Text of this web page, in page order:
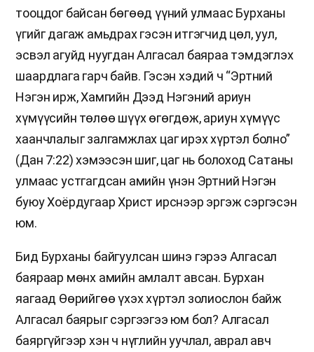
тооцдог байсан бөгөөд үүний улмаас Бурханы
үгийг дагаж амьдрах гэсэн итгэгчид цөл, уул,
эсвэл агуйд нуугдан Алгасал баяраа тэмдэглэх
шаардлага гарч байв. Гэсэн хэдий ч “Эртний
Нэгэн ирж, Хамгийн Дээд Нэгэний ариун
хүмүүсийн төлөө шүүх өгөгдөж, ариун хүмүүс
хаанчлалыг залгамжлах цаг ирэх хүртэл болно”
(Дан 7:22) хэмээсэн шиг, цаг нь болоход Сатаны
улмаас устгагдсан амийн үнэн Эртний Нэгэн
буюу Хоёрдугаар Христ ирснээр эргэж сэргэсэн
юм.
Бид Бурханы байгуулсан шинэ гэрээ Алгасал
баяраар мөнх амийн амлалт авсан. Бурхан
яагаад Өөрийгөө үхэх хүртэл золиослон байж
Алгасал баярыг сэргээгээ юм бол? Алгасал
баяргүйгээр хэн ч нүглийн уучлал, аврал авч